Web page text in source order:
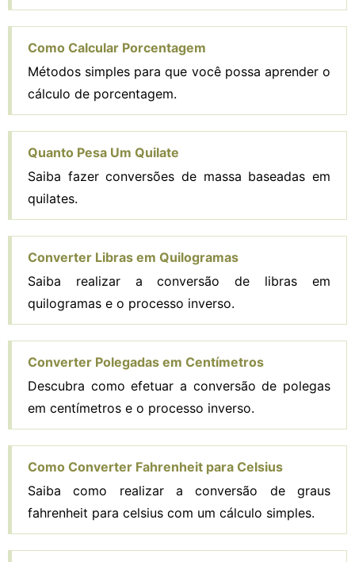
Como Calcular Porcentagem
Métodos simples para que você possa aprender o
cálculo de porcentagem.
Quanto Pesa Um Quilate
Saiba fazer conversões de massa baseadas em
quilates.
Converter Libras em Quilogramas
Saiba realizar a conversão de libras em
quilogramas e o processo inverso.
Converter Polegadas em Centímetros
Descubra como efetuar a conversão de polegas
em centímetros e o processo inverso.
Como Converter Fahrenheit para Celsius
Saiba como realizar a conversão de graus
fahrenheit para celsius com um cálculo simples.